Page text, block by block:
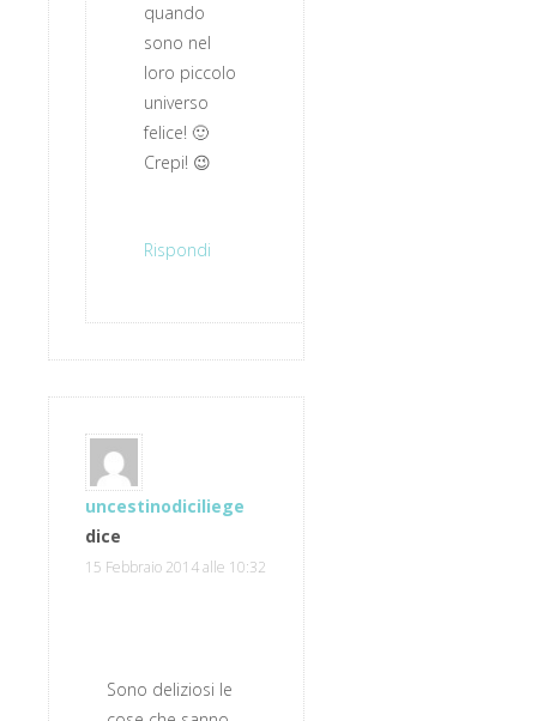
quando
sono nel
loro piccolo
universo
felice! 🙂
Crepi! 😉
Rispondi
uncestinodiciliege
dice
15 Febbraio 2014 alle 10:32
Sono deliziosi le